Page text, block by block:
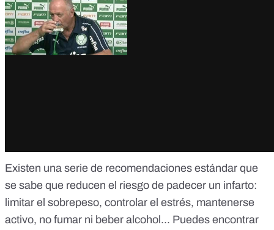
Existen una serie de recomendaciones estándar que
se sabe que reducen el riesgo de padecer un infarto:
limitar el sobrepeso, controlar el estrés, mantenerse
activo, no fumar ni beber alcohol... Puedes encontrar